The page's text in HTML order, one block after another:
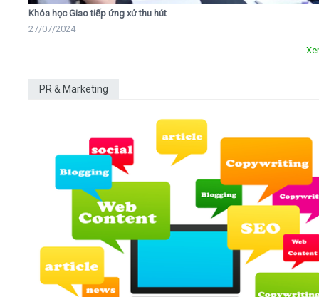
Khóa học Giao tiếp ứng xử thu hút
27/07/2024
PR & Marketing